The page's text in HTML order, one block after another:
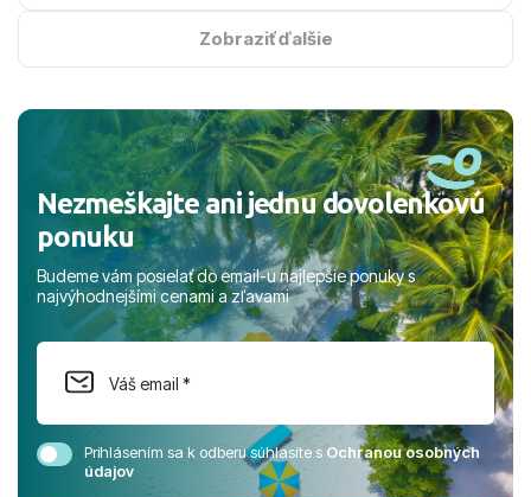
s hviezdičkou. ​Už teraz sa tešíme, kam s nami vyrazíte
Zobraziť ďalšie
Nezmeškajte ani jednu dovolenkovú
ponuku
Budeme vám posielať do email-u najlepšie ponuky s
najvýhodnejšími cenami a zľavami
Prihlásením sa k odberu súhlasíte sOchranou osobných
údajov